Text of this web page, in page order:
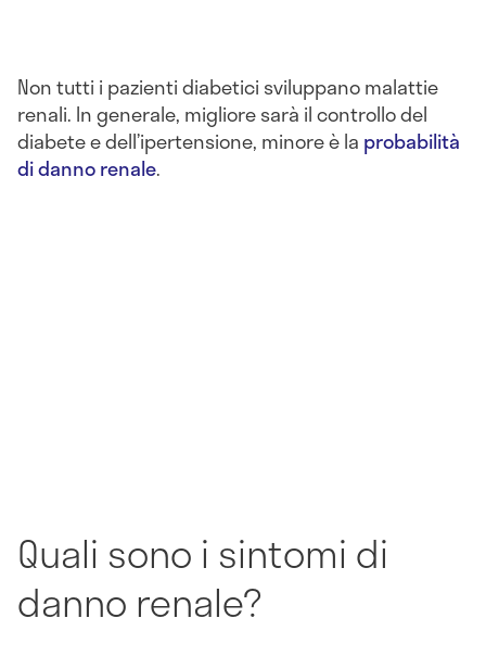
Non tutti i pazienti diabetici sviluppano malattie
renali. In generale, migliore sarà il controllo del
diabete e dell’ipertensione, minore è la probabilità
di danno renale.
Quali sono i sintomi di
danno renale?